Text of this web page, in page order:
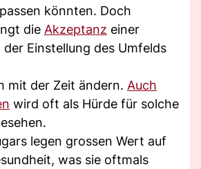
könnten. Doch
die Akzeptanz einer
der Einstellung des Umfelds
mit der Zeit ändern. Auch
wird oft als Hürde für solche
legen grossen Wert auf
was sie oftmals